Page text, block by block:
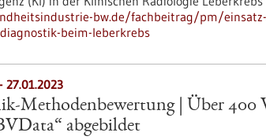
bw.de/fachbeitrag/pm/
beim-leberkrebs
Methodenbewertung | Über 400
abgebildet